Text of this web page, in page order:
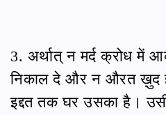
3. अर्थात् न मर्द क्रोध
निकाल दे और न औरत ख़ुद
इद्दत तक घर उसका है।